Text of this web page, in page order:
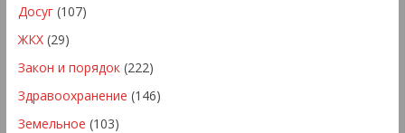
Досуг(107)
ЖКХ(29)
Закон и порядок(222)
Здравоохранение (146)
Земельное (103)